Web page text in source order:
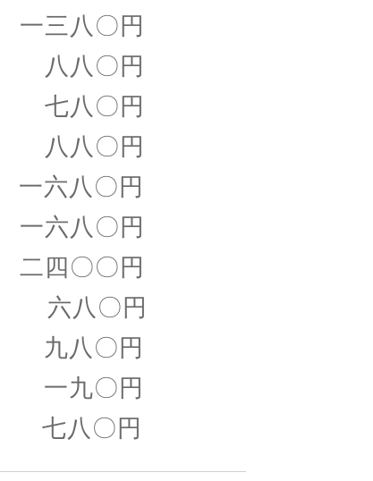
三八〇円
〇円
八〇円
〇円
八〇円
八〇円
〇〇円
〇円
八〇円
〇円
〇円